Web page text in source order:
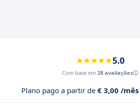
5.0
Com base em 28 avaliações
Plano pago a partir de € 3,00 /mês